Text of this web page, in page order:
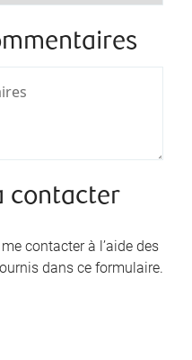
contacter
contacter à l’aide des
dans ce formulaire.